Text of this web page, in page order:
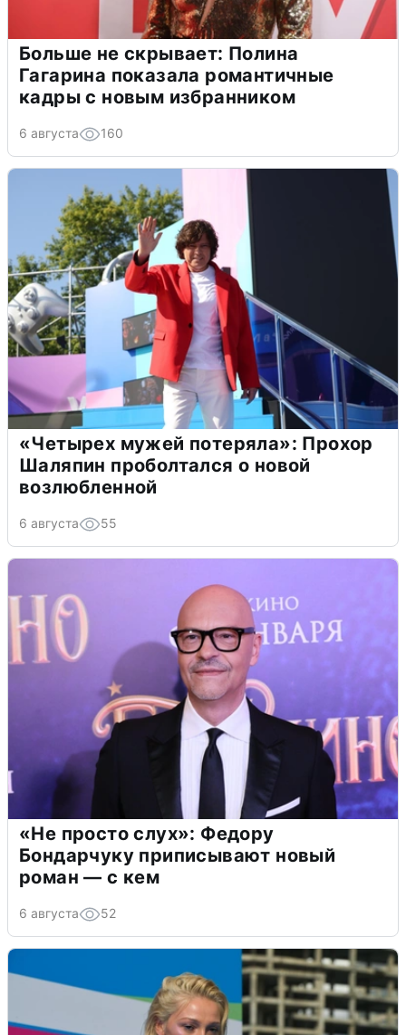
Больше не скрывает: Полина
Гагарина показала романтичные
кадры с новым избранником
6 августа 160
«Четырех мужей потеряла»: Прохор
Шаляпин проболтался о новой
возлюбленной
6 августа 55
«Не просто слух»: Федору
Бондарчуку приписывают новый
роман — с кем
6 августа 52